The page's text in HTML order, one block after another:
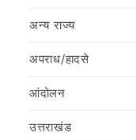
अन्य राज्य
अपराध/हादसे
आंदोलन
उत्तराखंड